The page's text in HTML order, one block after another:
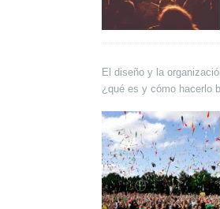
El diseño y la
¿qué es y cómo hacerlo